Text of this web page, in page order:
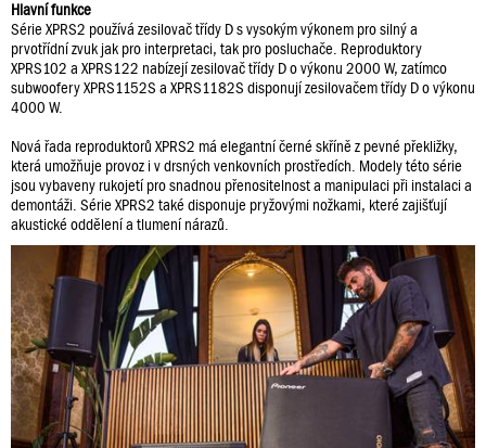
Hlavní funkce
Série XPRS2 používá zesilovač třídy D s vysokým výkonem pro silný a
prvotřídní zvuk jak pro interpretaci, tak pro posluchače. Reproduktory
XPRS102 a XPRS122 nabízejí zesilovač třídy D o výkonu 2000 W, zatímco
subwoofery XPRS1152S a XPRS1182S disponují zesilovačem třídy D o výkonu
4000 W.
Nová řada reproduktorů XPRS2 má elegantní černé skříně z pevné překližky,
která umožňuje provoz i v drsných venkovních prostředích. Modely této série
jsou vybaveny rukojetí pro snadnou přenositelnost a manipulaci při instalaci a
demontáži. Série XPRS2 také disponuje pryžovými nožkami, které zajišťují
akustické oddělení a tlumení nárazů.